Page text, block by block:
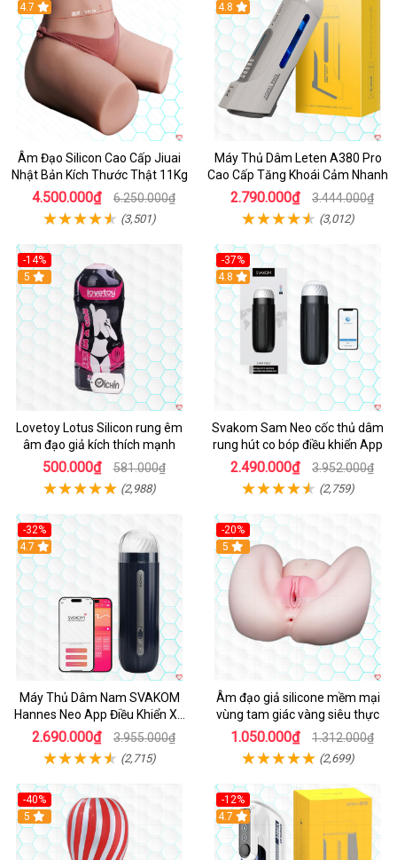
4.7
Âm Đạo Silicon Cao Cấp Jiuai
Nhật Bản Kích Thước Thật 11Kg
4.500.000₫ 6.250.000₫
(3,501)
Hot
4.8
Máy Thủ Dâm Leten A380 Pro
Cao Cấp Tăng Khoái Cảm Nhanh
2.790.000₫ 3.444.000₫
(3,012)
-14%
Hot
5
Lovetoy Lotus Silicon rung êm
âm đạo giả kích thích mạnh
500.000₫ 581.000₫
(2,988)
-37%
4.8
Svakom Sam Neo cốc thủ dâm
rung hút co bóp điều khiển App
2.490.000₫ 3.952.000₫
(2,759)
-32%
Hot
4.7
Máy Thủ Dâm Nam SVAKOM
Hannes Neo App Điều Khiển Xa
Cao Cấp
2.690.000₫ 3.955.000₫
(2,715)
-20%
Hot
5
Âm đạo giả silicone mềm mại
vùng tam giác vàng siêu thực
1.050.000₫ 1.312.000₫
(2,699)
-40%
Hot
5
-12%
Hot
4.7